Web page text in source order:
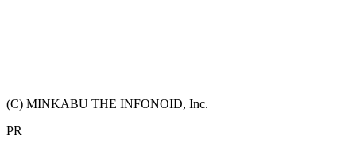
(C) MINKABU THE INFONOID, Inc.
PR